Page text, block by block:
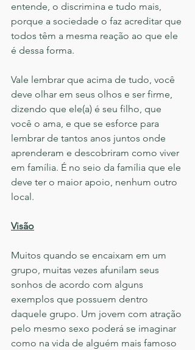
entende, o discrimina e tudo mais,
porque a sociedade o faz acreditar que
todos têm a mesma reação ao que ele
é dessa forma.
Vale lembrar que acima de tudo, você
deve olhar em seus olhos e ser firme,
dizendo que ele(a) é seu filho, que
você o ama, e que se esforce para
lembrar de tantos anos juntos onde
aprenderam e descobriram como viver
em família. É no seio da família que ele
deve ter o maior apoio, nenhum outro
local.
Visão
Muitos quando se encaixam em um
grupo, muitas vezes afunilam seus
sonhos de acordo com alguns
exemplos que possuem dentro
daquele grupo. Um jovem com atração
pelo mesmo sexo poderá se imaginar
como na vida de alguém mais famoso